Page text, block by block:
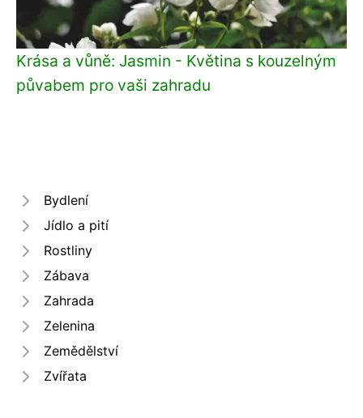
Krása a vůně: Jasmin - Květina s kouzelným
půvabem pro vaši zahradu
Bydlení
Jídlo a pití
Rostliny
Zábava
Zahrada
Zelenina
Zemědělství
Zvířata